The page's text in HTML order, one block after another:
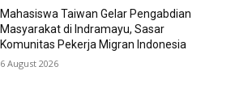
Mahasiswa Taiwan Gelar Pengabdian
Masyarakat di Indramayu, Sasar
Komunitas Pekerja Migran Indonesia
6 August 2026